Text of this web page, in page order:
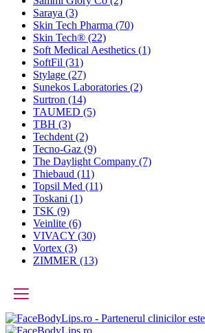
Saraya (3)
Skin Tech Pharma (70)
Skin Tech® (22)
Soft Medical Aesthetics (1)
SoftFil (31)
Stylage (27)
Sunekos Laboratories (2)
Surtron (14)
TAUMED (5)
TBH (3)
Techdent (2)
Tecno-Gaz (9)
The Daylight Company (7)
Thiebaud (11)
Topsil Med (11)
Toskani (1)
TSK (9)
Veinlite (6)
VIVACY (30)
Vortex (3)
ZIMMER (13)